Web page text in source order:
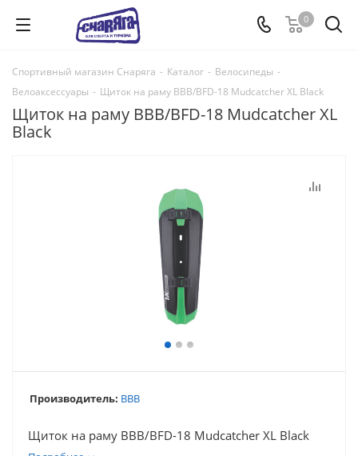
0
Спортивный магазин Снаряга - Каталог - Велосипеды -
Велоаксессуары - Щиток на раму BBB/BFD-18 Mudcatcher XL Black
Щиток на раму BBB/BFD-18 Mudcatcher XL
Black
Производитель: BBB
Щиток на раму BBB/BFD-18 Mudcatcher XL Black